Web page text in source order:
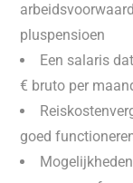
pluspensioen
Een salaris
€ bruto per
goed